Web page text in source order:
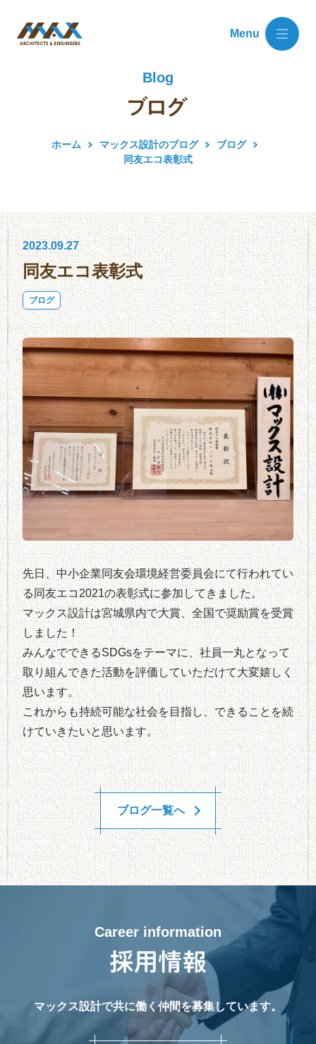
Menu
Blog
ホーム マックス設計のブログ
ブログ
同友エコ表彰式
2023.09.27
同友エコ表彰式
ブログ
先日、中小企業同友会環境経営委員会にて行われてい
る同友エコ2021の表彰式に参加してきました。
マックス設計は宮城県内で大賞、全国で奨励賞を受賞
しました！
みんなでできるSDGsをテーマに、社員一丸となって
取り組んできた活動を評価していただけて大変嬉しく
思います。
これからも持続可能な社会を目指し、できることを続
けていきたいと思います。
ブログ一覧へ
Career information
マックス設計で共に働く仲間を募集しています。